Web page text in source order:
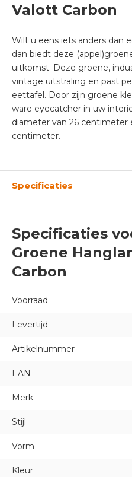
Valott Carbon
Wilt u eens iets anders dan
dan biedt deze
uitkomst. Deze groene,
vintage uitstraling en past
eettafel. Door zijn groene
ware eyecatcher in uw
diameter van 26 centimeter
centimeter.
Specificaties
Specificaties
Groene
Carbon
Voorraad
Levertijd
Artikelnummer
EAN
Merk
Stijl
Vorm
Kleur